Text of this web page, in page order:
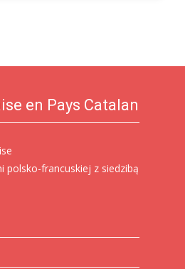
en Pays Catalan
polsko-francuskiej z siedzibą